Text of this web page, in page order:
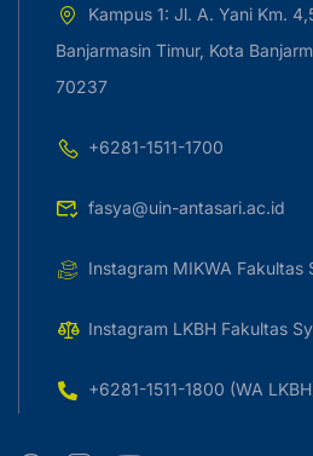
Kampus 1: Jl. A. Yani Km.
Banjarmasin Timur, Kota
70237
+6281-1511-1700
fasya@uin-antasari.ac.id
Instagram MIKWA Fakultas
Instagram LKBH Fakultas
+6281-1511-1800 (WA